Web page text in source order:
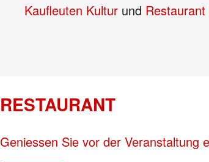
Kaufleuten Kultur und
RESTAURANT
Geniessen Sie vor der Veranstaltung